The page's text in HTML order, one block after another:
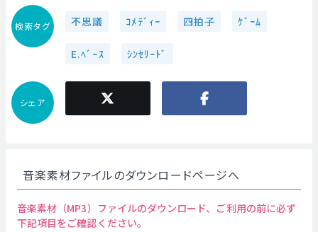
検索タグ 不思議 ｺﾒﾃﾞｨｰ 四拍子 ｹﾞｰﾑ
E.ﾍﾞｰｽ ｼﾝｾﾘｰﾄﾞ
シェア
音楽素材ファイルのダウンロードページへ
音楽素材（MP3）ファイルのダウンロード、ご利用の前に必ず
下記項目をご確認ください。